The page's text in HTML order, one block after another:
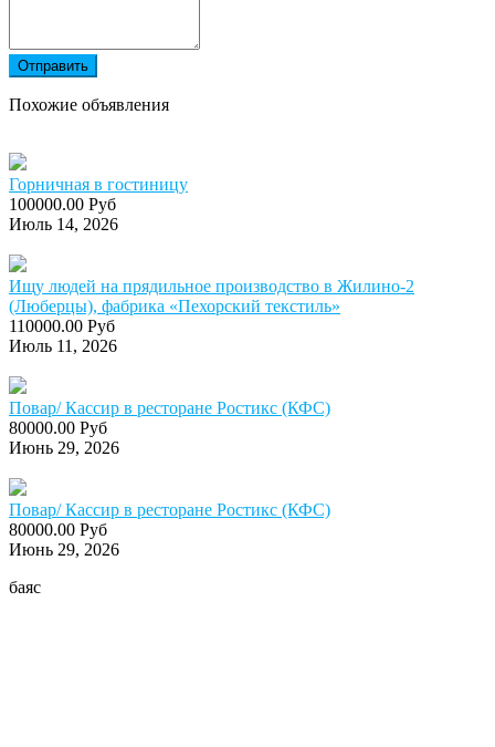
Отправить
Похожие объявления
Горничная в гостиницу
100000.00 Руб
Июль 14, 2026
Ищу людей на прядильное производство в Жилино-2
(Люберцы), фабрика «Пехорский текстиль»
110000.00 Руб
Июль 11, 2026
Повар/ Кассир в ресторане Ростикс (КФС)
80000.00 Руб
Июнь 29, 2026
Повар/ Кассир в ресторане Ростикс (КФС)
80000.00 Руб
Июнь 29, 2026
баяс